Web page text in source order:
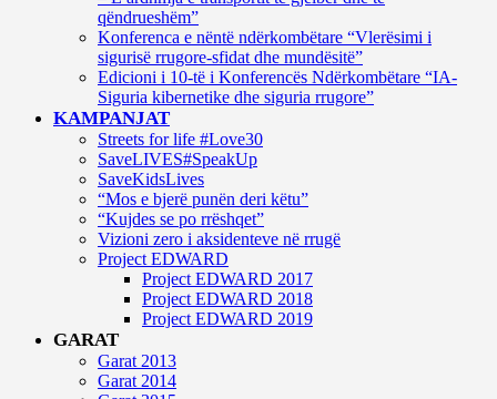
qëndrueshëm”
Konferenca e nëntë ndërkombëtare “Vlerësimi i
sigurisë rrugore-sfidat dhe mundësitë”
Edicioni i 10-të i Konferencës Ndërkombëtare “IA-
Siguria kibernetike dhe siguria rrugore”
KAMPANJAT
Streets for life #Love30
SaveLIVES#SpeakUp
SaveKidsLives
“Mos e bjerë punën deri këtu”
“Kujdes se po rrëshqet”
Vizioni zero i aksidenteve në rrugë
Project EDWARD
Project EDWARD 2017
Project EDWARD 2018
Project EDWARD 2019
GARAT
Garat 2013
Garat 2014